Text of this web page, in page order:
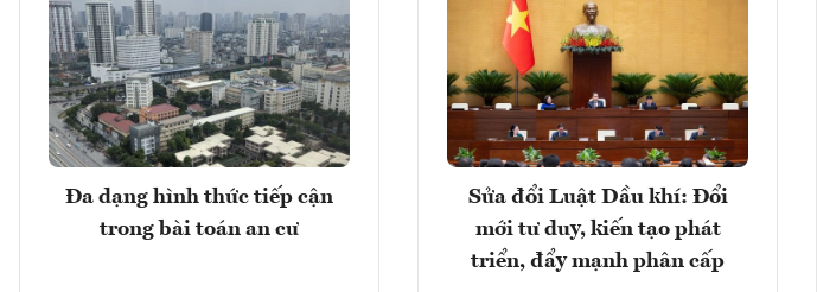
Đa dạng hình thức tiếp cận
trong bài toán an cư
Sửa đổi Luật Dầu khí: Đổi
mới tư duy, kiến tạo phát
triển, đẩy mạnh phân cấp